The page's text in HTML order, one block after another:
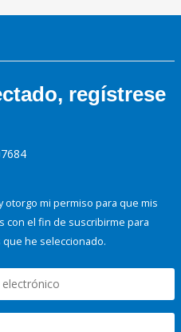
regístrese
otorgo mi permiso para que mis
con el fin de suscribirme para
he seleccionado.